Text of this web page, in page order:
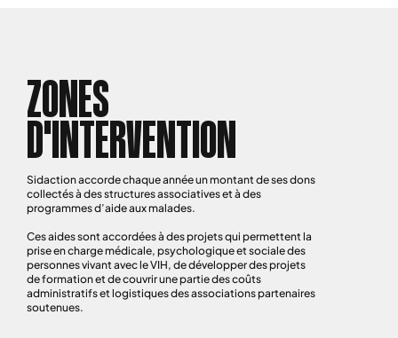
ZONES
D'INTERVENTION
Sidaction accorde chaque année un montant de ses dons
collectés à des structures associatives et à des
programmes d’aide aux malades.
Ces aides sont accordées à des projets qui permettent la
prise en charge médicale, psychologique et sociale des
personnes vivant avec le VIH, de développer des projets
de formation et de couvrir une partie des coûts
administratifs et logistiques des associations partenaires
soutenues.